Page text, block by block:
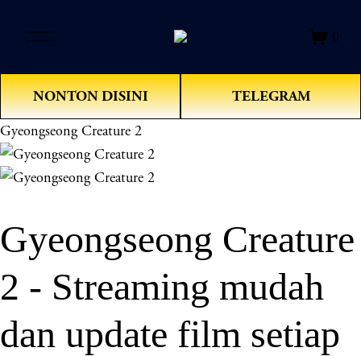
e
n
M
e
n
u
0
NONTON DISINI TELEGRAM
Gyeongseong Creature 2
Gyeongseong Creature
2 - Streaming mudah
dan update film setiap